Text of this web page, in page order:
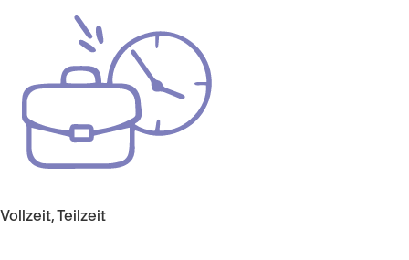
Vollzeit, Teilzeit